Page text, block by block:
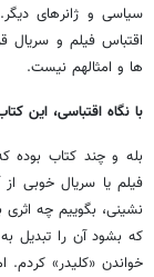
سیاسی و ژانرهای
اقتباس فیلم و سریال
ها و امثالهم نیست.
با نگاه اقتباسی، این
بله و چند کتاب بوده
فیلم یا سریال خوبی
نشینی، بگوییم چه
که بشود آن را تبدیل
خواندن «کلیدر» کردم.